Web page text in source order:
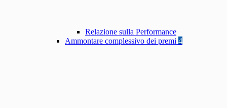
Relazione sulla Performance
Ammontare complessivo dei premi 4